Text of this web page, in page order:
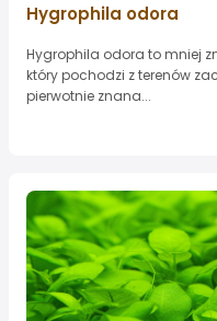
Hygrophila odora
Hygrophila odora to mniej
który pochodzi z terenów
pierwotnie znana...